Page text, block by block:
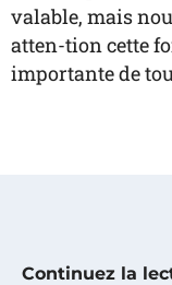
valable, mais
atten-tion cette
importante de
Continuez la